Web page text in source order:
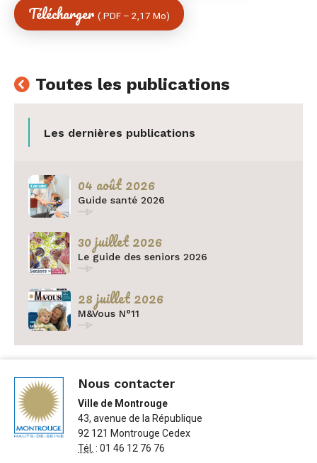
Télécharger (PDF – 2,17 Mo)
Toutes les publications
Les dernières publications
Guide santé 2026
04 août 2026
Le guide des seniors 2026
30 juillet 2026
M&Vous N°11
28 juillet 2026
Nous contacter
Ville de Montrouge
43, avenue de la République
92 121 Montrouge Cedex
Tél.
: 01 46 12 76 76